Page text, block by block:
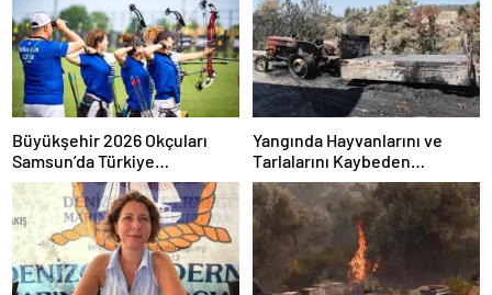
Büyükşehir 2026 Okçuları
Samsun’da Türkiye
Şampiyonu
Yangında Hayvanlarını ve
Tarlalarını Kaybeden
Üreticilere Muğla
Büyükşehir’den Destek